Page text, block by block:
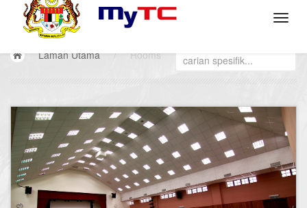
Laman Utama / Rooms